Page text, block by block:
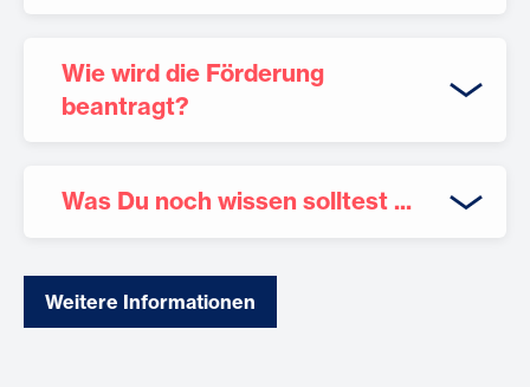
Wie wird die Förderung
beantragt?
Vor der Antragstellung bei der WIBank
Kooperationspartner führen (z.B. einer der
Was Du noch wissen solltest ...
Der Antrag kann jederzeit gestellt
werden.
Weitere Informationen